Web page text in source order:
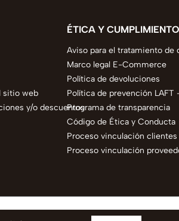
sitio web
y/o descuentos
ÉTICA Y CUMPLIMIENTO
Aviso para el tratamiento de
Marco legal E-Commerce
Política de devoluciones
Política de prevención LAFT
Programa de transparencia
Código de Ética y Conducta
Proceso vinculación clientes
Proceso vinculación